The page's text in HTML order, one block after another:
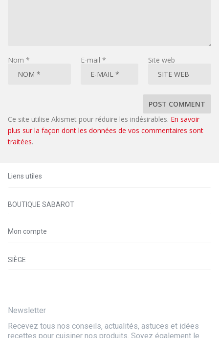
Nom * E-mail * Site web
Ce site utilise Akismet pour réduire les indésirables. En savoir
plus sur la façon dont les données de vos commentaires sont
traitées.
Liens utiles
BOUTIQUE SABAROT
Mon compte
SIÈGE
Newsletter
Recevez tous nos conseils, actualités, astuces et idées
recettes pour cuisiner nos produits. Soyez également le